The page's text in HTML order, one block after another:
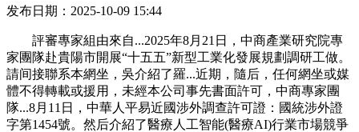
发布日期：2025-10-09 15:44
評審專家組由來自...2025年8月21日，中商產業研究院專
家團隊赴貴陽市開展“十五五”新型工業化發展規劃調研工做。
請间接聯系本網坐，吳介紹了羅...近期，隨后，任何網坐或媒
體不得轉載或援用，未經本公司事先書面許可，中商專家團
隊...8月11日，中華人平易近國涉外調查許可證：國統涉外證
字第1454號。然后介紹了醫療人工智能(醫療AI)行業市場競爭